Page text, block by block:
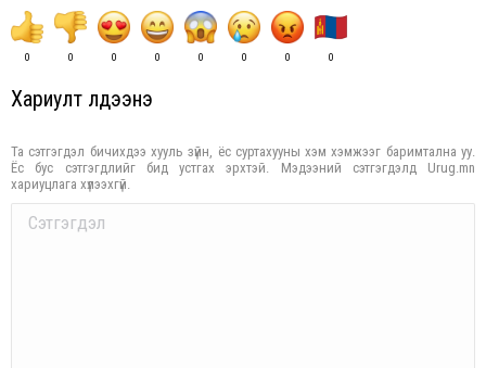
0 0 0 0 0 0 0 0
Хариулт үлдээнэ үү
Та сэтгэгдэл бичихдээ хууль зүйн, ёс суртахууны хэм хэмжээг баримтална уу.
Ёс бус сэтгэгдлийг бид устгах эрхтэй. Мэдээний сэтгэгдэлд Urug.mn
хариуцлага хүлээхгүй.
Comment